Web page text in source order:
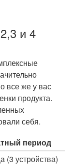
и 4
все же у вас
продукта.
себя.
период
(3 устройства)